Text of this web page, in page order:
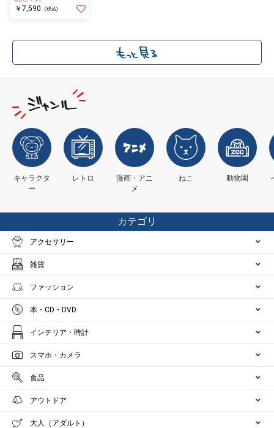
￥7,590
(税込)
キャラクタ
ー
レトロ
漫画・アニ
メ
ねこ 動物園
カテゴリ
アクセサリー
雑貨
ファッション
本・CD・DVD
インテリア・時計
スマホ・カメラ
食品
アウトドア
大人（アダルト）